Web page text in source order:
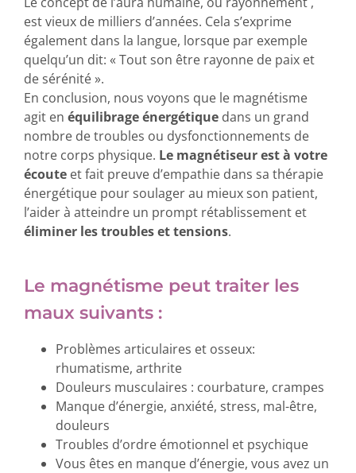
est vieux de milliers d’années. Cela s’exprime
également dans la langue, lorsque par exemple
quelqu’un dit: « Tout son être rayonne de paix et
de sérénité ».
En conclusion, nous voyons que le magnétisme
agit en équilibrage énergétique dans un grand
nombre de troubles ou dysfonctionnements de
notre corps physique. Le magnétiseur est à votre
écoute et fait preuve d’empathie dans sa thérapie
énergétique pour soulager au mieux son patient,
l’aider à atteindre un prompt rétablissement et
éliminer les troubles et tensions.
Le magnétisme peut traiter les
maux suivants :
Problèmes articulaires et osseux:
rhumatisme, arthrite
Douleurs musculaires : courbature, crampes
Manque d’énergie, anxiété, stress, mal-être,
douleurs
Troubles d’ordre émotionnel et psychique
Vous êtes en manque d’énergie, vous avez un